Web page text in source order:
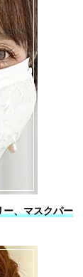
ー、マスクパー